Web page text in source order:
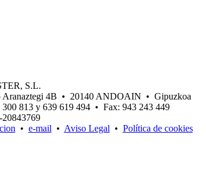
S.L.
Aranaztegi 4B • 20140 ANDOAIN • Gipuzkoa
300 813 y 639 619 494 • Fax: 943 243 449
• e-mail • Aviso Legal • Política de cookies